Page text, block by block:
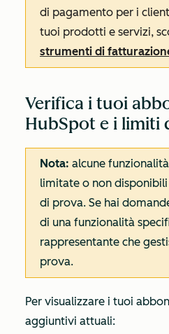
di pagamento per i
tuoi prodotti e servizi,
strumenti di
Verifica i tuoi
HubSpot e i limiti
Nota: alcune
limitate o non
di prova. Se hai
di una funzionalità
rappresentante che
prova.
Per visualizzare i tuoi
aggiuntivi attuali: